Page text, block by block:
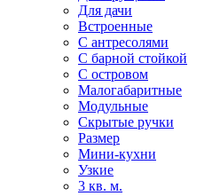
Для дачи
Встроенные
С антресолями
С барной стойкой
С островом
Малогабаритные
Модульные
Скрытые ручки
Размер
Мини-кухни
Узкие
3 кв. м.